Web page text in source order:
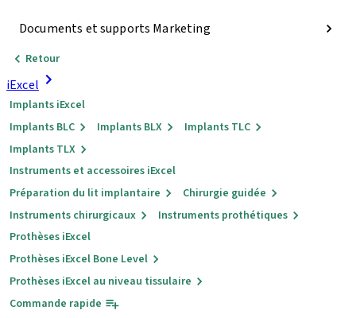
Documents et supports Marketing
Retour
iExcel
Implants iExcel
Implants BLC
Implants BLX
Implants TLC
Implants TLX
Instruments et accessoires iExcel
Préparation du lit implantaire
Chirurgie guidée
Instruments chirurgicaux
Instruments prothétiques
Prothèses iExcel
Prothèses iExcel Bone Level
Prothèses iExcel au niveau tissulaire
Commande rapide